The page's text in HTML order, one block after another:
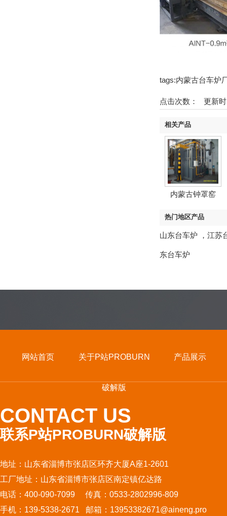
tags:内蒙古台车炉
点击次数： 更新
相关产品
内蒙古钟罩窑
热门地区产品
山东台车炉 ， 江苏
东台车炉
网站首页 关于P站PROBURN
破解版
产品展示
CONTACT US
联系P站PROBURN破解版
地址：山东省淄博市张店区环齐大厦A座1-2601
工厂地址：山东省淄博市张店区南定镇亿达路
电话：400-090-7099 传真：0533-2802996-809
手机：139-5338-2671 邮箱：13953382671@aineng.pro